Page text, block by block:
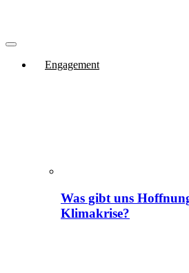
Engagement
Was gibt uns
Klimakrise?